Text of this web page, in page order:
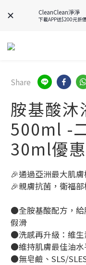
CleanClean淨淨
下載APP送$200元折
Share
胺基酸沐
500ml -
30ml優
🎉通過亞洲最大肌
🎉親膚抗菌，衛福
●全胺基酸配方，給
假滑
●洗感再升級：維生
●維持肌膚最佳油
●無皂鹼、SLS/